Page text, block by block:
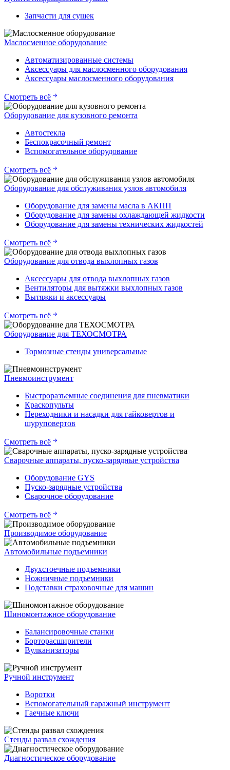
Запчасти для сушек
Маслосменное оборудование
Автоматизированные системы
Аксессуары для маслосменного оборудования
Аксессуары маслосменного оборудования
Смотреть всё
Оборудование для кузовного ремонта
Автостекла
Беспокрасочный ремонт
Вспомогательное оборудование
Смотреть всё
Оборудование для обслуживания узлов автомобиля
Оборудование для замены масла в АКПП
Оборудование для замены охлаждающей жидкости
Оборудование для замены технических жидкостей
Смотреть всё
Оборудование для отвода выхлопных газов
Аксессуары для отвода выхлопных газов
Вентиляторы для вытяжки выхлопных газов
Вытяжки и аксессуары
Смотреть всё
Оборудование для ТЕХОСМОТРА
Тормозные стенды универсальные
Пневмоинструмент
Быстроразъемные соединения для пневматики
Краскопульты
Переходники и насадки для гайковертов и
шуруповертов
Смотреть всё
Сварочные аппараты, пуско-зарядные устройства
Оборудование GYS
Пуско-зарядные устройства
Сварочное оборудование
Смотреть всё
Производимое оборудование
Автомобильные подъемники
Двухстоечные подъемники
Ножничные подъемники
Подставки страховочные для машин
Шиномонтажное оборудование
Балансировочные станки
Борторасширители
Вулканизаторы
Ручной инструмент
Воротки
Вспомогательный гаражный инструмент
Гаечные ключи
Стенды развал схождения
Диагностическое оборудование